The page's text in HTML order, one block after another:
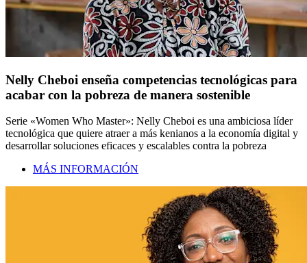
Nelly Cheboi enseña competencias tecnológicas para
acabar con la pobreza de manera sostenible
Serie «Women Who Master»: Nelly Cheboi es una ambiciosa líder
tecnológica que quiere atraer a más kenianos a la economía digital y
desarrollar soluciones eficaces y escalables contra la pobreza
MÁS INFORMACIÓN